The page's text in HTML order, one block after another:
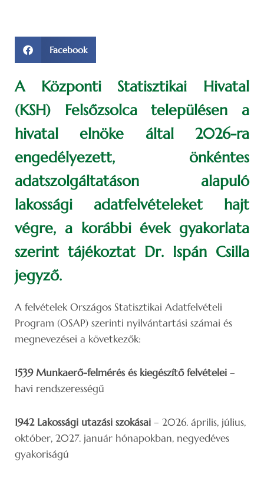
Facebook
A Központi Statisztikai Hivatal
(KSH) Felsőzsolca településen a
hivatal elnöke által 2026-ra
engedélyezett, önkéntes
adatszolgáltatáson alapuló
lakossági adatfelvételeket hajt
végre, a korábbi évek gyakorlata
szerint tájékoztat Dr. Ispán Csilla
jegyző.
A felvételek Országos Statisztikai Adatfelvételi
Program (OSAP) szerinti nyilvántartási számai és
megnevezései a következők:
1539 Munkaerő-felmérés és kiegészítő felvételei –
havi rendszerességű
1942 Lakossági utazási szokásai – 2026. április, július,
október, 2027. január hónapokban, negyedéves
gyakoriságú